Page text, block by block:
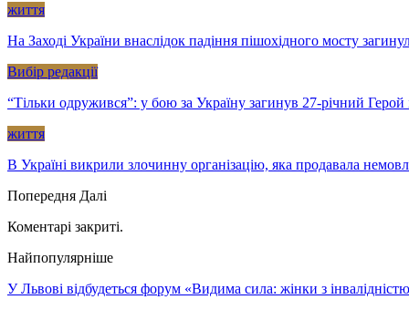
життя
На Заході України внаслідок падіння пішохідного мосту
Вибір редакції
“Тільки одружився”: у бою за Україну загинув 27-річний
життя
В Україні викрили злочинну організацію, яка продавала
Попередня Далі
Коментарі закриті.
Найпопулярніше
У Львові відбудеться форум «Видима сила: жінки з